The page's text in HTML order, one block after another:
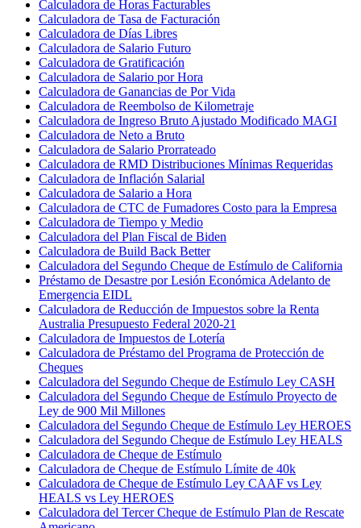
Calculadora de Horas Facturables
Calculadora de Tasa de Facturación
Calculadora de Días Libres
Calculadora de Salario Futuro
Calculadora de Gratificación
Calculadora de Salario por Hora
Calculadora de Ganancias de Por Vida
Calculadora de Reembolso de Kilometraje
Calculadora de Ingreso Bruto Ajustado Modificado MAGI
Calculadora de Neto a Bruto
Calculadora de Salario Prorrateado
Calculadora de RMD Distribuciones Mínimas Requeridas
Calculadora de Inflación Salarial
Calculadora de Salario a Hora
Calculadora de CTC de Fumadores Costo para la Empresa
Calculadora de Tiempo y Medio
Calculadora del Plan Fiscal de Biden
Calculadora de Build Back Better
Calculadora del Segundo Cheque de Estímulo de California
Préstamo de Desastre por Lesión Económica Adelanto de
Emergencia EIDL
Calculadora de Reducción de Impuestos sobre la Renta
Australia Presupuesto Federal 2020-21
Calculadora de Impuestos de Lotería
Calculadora de Préstamo del Programa de Protección de
Cheques
Calculadora del Segundo Cheque de Estímulo Ley CASH
Calculadora del Segundo Cheque de Estímulo Proyecto de
Ley de 900 Mil Millones
Calculadora del Segundo Cheque de Estímulo Ley HEROES
Calculadora del Segundo Cheque de Estímulo Ley HEALS
Calculadora de Cheque de Estímulo
Calculadora de Cheque de Estímulo Límite de 40k
Calculadora de Cheque de Estímulo Ley CAAF vs Ley
HEALS vs Ley HEROES
Calculadora del Tercer Cheque de Estímulo Plan de Rescate